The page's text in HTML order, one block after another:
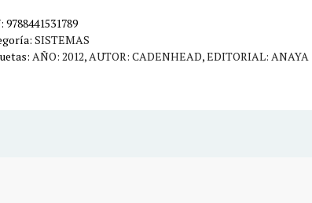
9788441531789
SISTEMAS
AÑO: 2012,AUTOR: CADENHEAD,EDITORIAL: ANAYA